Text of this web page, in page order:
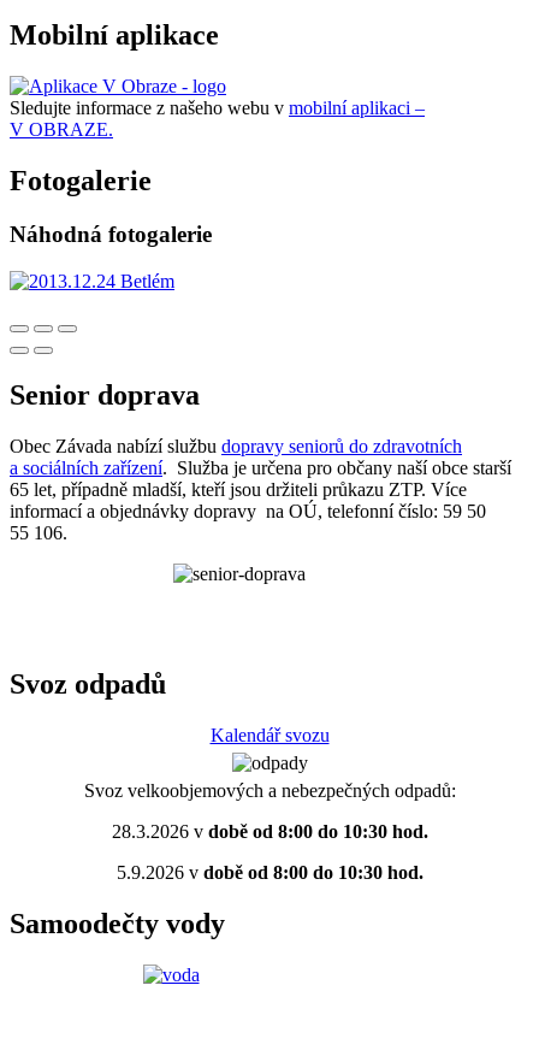
Mobilní aplikace
Sledujte informace z našeho webu v mobilní aplikaci –
V OBRAZE.
Fotogalerie
Náhodná fotogalerie
Senior doprava
Obec Závada nabízí službu dopravy seniorů do zdravotních
a sociálních zařízení. Služba je určena pro občany naší obce starší
65 let, případně mladší, kteří jsou držiteli průkazu ZTP. Více
informací a objednávky dopravy na OÚ, telefonní číslo: 59 50
55 106.
Svoz odpadů
Kalendář svozu
Svoz velkoobjemových a nebezpečných odpadů:
28.3.2026 vdobě od 8:00 do 10:30 hod.
5.9.2026 vdobě od 8:00 do 10:30 hod.
Samoodečty vody